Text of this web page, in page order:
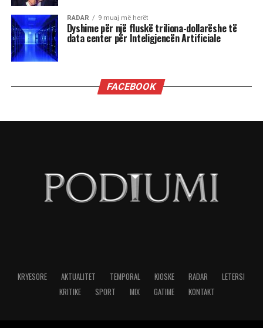
shumë përulësi për të shmangur zilitë e
panevojshme.
Virgjëresha
nevojës së tyre për përsosmëri. Krahasimet e
ndihen konkurrues ose të zhgënjyer. Ato
ritmin e saj personal dhe të shmangë krahasimet
e panevojshme.
LAJMI I RRADHËS
Migrena në rritje, pse gjithnjë e më shumë të rinj kanë